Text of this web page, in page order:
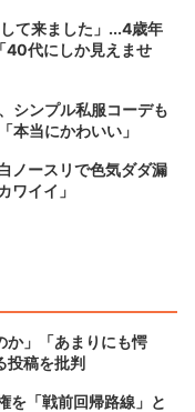
て来ました」...4歳年
代にしか見えませ
シンプル私服コーデも
本当にかわいい」
ノースリで色気ダダ漏
イイ」
か」「あまりにも愕
投稿を批判
を「戦前回帰路線」と